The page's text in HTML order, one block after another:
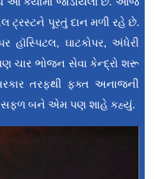
ટ્રસ્ટને પૂરતું દાન મળી રહે છે.
ઘાટકોપર, અંધેરી
ચાર ભોજન સેવા કેન્દ્રો શરૂ
તરફથી ફક્ત અનાજની
સફળ બને એમ પણ શાહે કહ્યું.